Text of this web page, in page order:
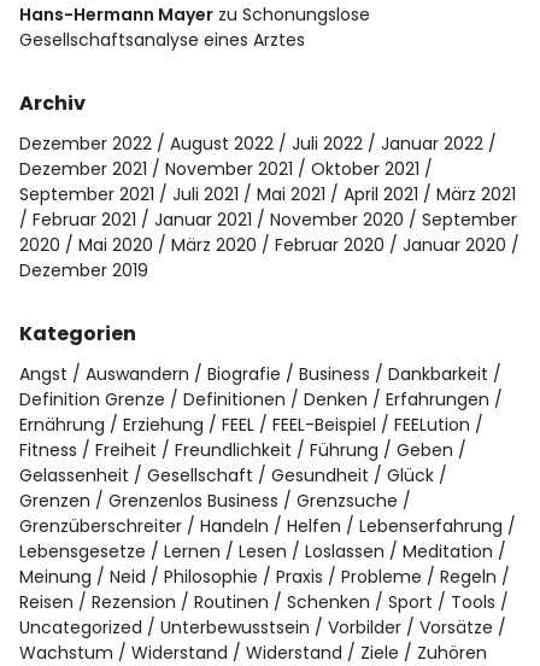
Hans-Hermann Mayer zuSchonungslose
Gesellschaftsanalyse eines Arztes
Archiv
Dezember 2022 August 2022 Juli 2022
Januar 2022
Dezember 2021
November 2021
Oktober 2021
September 2021
Juli 2021 Mai 2021 April 2021
März 2021
Februar 2021
Januar 2021 November 2020
September
2020
Mai 2020 März 2020 Februar 2020
Januar 2020
Dezember 2019
Kategorien
Angst Auswandern Biografie Business
Dankbarkeit
Definition Grenze
Definitionen Denken
Erfahrungen
Ernährung
Erziehung FEEL FEEL-Beispiel
FEELution
Fitness
Freiheit Freundlichkeit Führung
Geben
Gelassenheit
Gesellschaft Gesundheit
Glück
Grenzen
Grenzenlos Business
Grenzsuche
Grenzüberschreiter
Handeln Helfen
Lebenserfahrung
Lebensgesetze
Lernen Lesen Loslassen
Meditation
Meinung
Neid Philosophie Praxis Probleme
Regeln
Reisen
Rezension Routinen Schenken Sport
Tools
Uncategorized
Unterbewusstsein Vorbilder
Vorsätze
Wachstum
Widerstand Widerstand Ziele Zuhören